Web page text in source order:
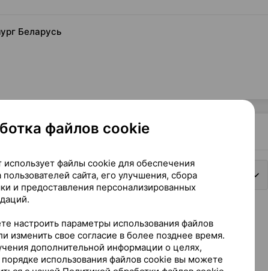
Беларусь
Беларусь
222
файлов cookie
использует файлы cookie для обеспечения
пользователей сайта, его улучшения, сбора
и предоставления персонализированных
настроить параметры использования файлов
изменить свое согласие в более позднее время.
дополнительной информации о целях,
порядке использования файлов cookie вы можете